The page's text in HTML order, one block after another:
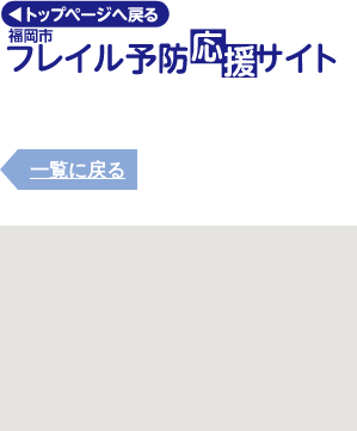
一覧に戻る